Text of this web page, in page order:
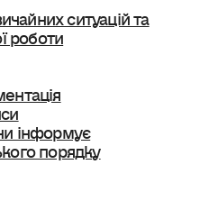
ситуацій та
роботи
інформує
порядку